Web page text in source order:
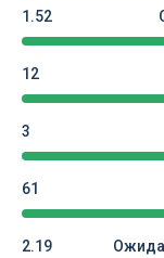
1.52
12
3
61
2.19